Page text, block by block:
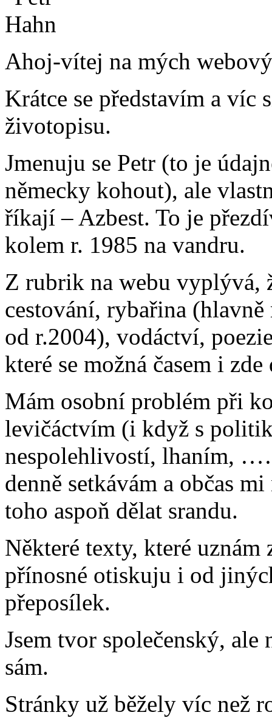
Ahoj-vítej na mých
Krátce se představím a víc
životopisu.
Jmenuju se Petr (to je
německy kohout), ale
říkají – Azbest. To je
kolem r. 1985 na vandru.
Z rubrik na webu vyplývá,
cestování, rybařina
od r.2004), vodáctví,
které se možná časem i zde
Mám osobní problém při
levičáctvím (i když s
nespolehlivostí, lhaním,
denně setkávám a občas
toho aspoň dělat srandu.
Některé texty, které
přínosné otiskuju i od
přeposílek.
Jsem tvor společenský,
sám.
Stránky už běžely víc než